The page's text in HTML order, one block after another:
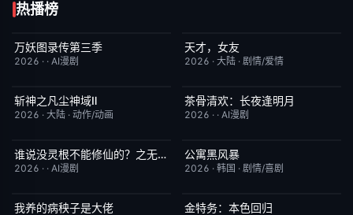
热播榜
完结
万妖图录传第三季
2026 · · AI漫剧
更新至第16集
天才，女友
2026 · 大陆 · 剧情/爱情
更新至第09集
斩神之凡尘神域Ⅱ
2026 · 大陆 · 动作/动画
完结
茶骨清欢：长夜逢明月
2026 · · AI漫剧
完结 5.0谁说没灵根不能修仙的？之无灵证道第五季
2026 · · AI漫剧
更新至第08集
公寓黑风暴
2026 · 韩国 · 剧情/喜剧
完结
我养的病秧子是大佬 已完结
金特务：本色回归